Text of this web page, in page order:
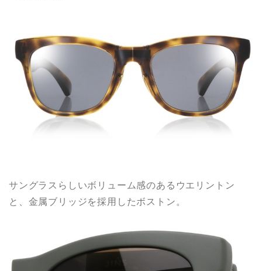
サングラスらしいボリューム感のあるウエリントン
と、金属ブリッジを採用したボストン。